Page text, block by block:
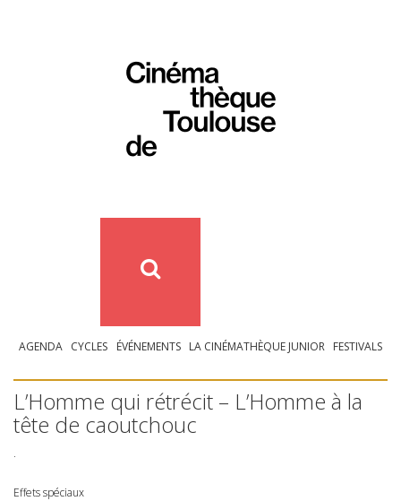
AGENDA CYCLES ÉVÉNEMENTS LA CINÉMATHÈQUE JUNIOR FESTIVALS
L’Homme qui rétrécit – L’Homme à la
tête de caoutchouc
.
Effets spéciaux